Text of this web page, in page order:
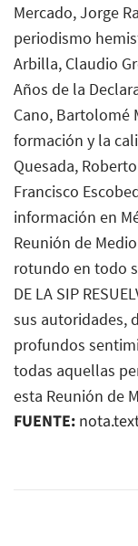
Mercado, Jorge
periodismo
Arbilla, Claudio
Años de la
Cano, Bartolomé
formación y la
Quesada,
Francisco
información en
Reunión de
rotundo en todo
DE LA SIP
sus autoridades,
profundos
todas aquellas
esta Reunión de
FUENTE: